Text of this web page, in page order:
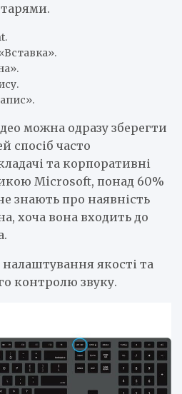
можна одразу зберегти
спосіб часто
та корпоративні
Microsoft, понад 60%
знають про наявність
хоча вона входить до
якості та
контролю звуку.